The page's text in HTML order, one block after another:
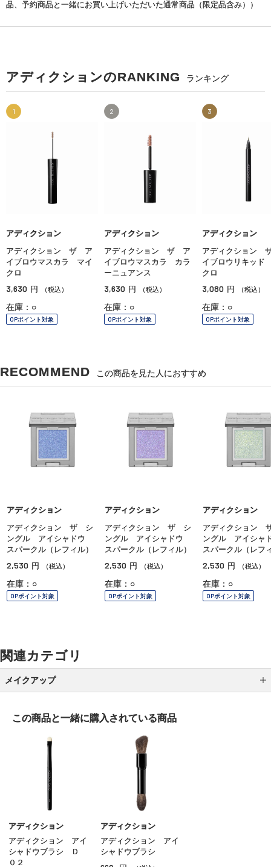
品、予約商品と一緒にお買い上げいただいた通常商品（限定品含み））
アディクションのRANKING ランキング
1
アディクション
アディクション ザ ア
イブロウマスカラ マイ
クロ
3,630 円 （税込）
在庫：○
OPポイント対象
2
アディクション
アディクション ザ ア
イブロウマスカラ カラ
ーニュアンス
3,630 円 （税込）
在庫：○
OPポイント対象
3
アディクション
アディクション
イブロウリキッ
クロ
3,080 円 （税込）
在庫：○
OPポイント対象
RECOMMEND この商品を見た人におすすめ
アディクション
アディクション ザ シ
ングル アイシャドウ
スパークル（レフィル）
2,530 円 （税込）
在庫：○
OPポイント対象
アディクション
アディクション ザ シ
ングル アイシャドウ
スパークル（レフィル）
2,530 円 （税込）
在庫：○
OPポイント対象
アディクション
アディクション
ングル アイシ
スパークル（レフ
2,530 円 （税込）
在庫：○
OPポイント対象
関連カテゴリ
メイクアップ
グロス
チーク
この商品と一緒に購入されている商品
アディクション
アディクション アイ
シャドウブラシ Ｄ
０２
アディクション
アディクション アイ
シャドウブラシ